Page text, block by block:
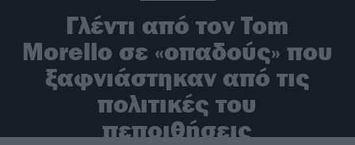
Γλέντι από τον Tom
Morello σε «οπαδούς» που
ξαφνιάστηκαν από τις
πολιτικές του
πεποιθήσεις